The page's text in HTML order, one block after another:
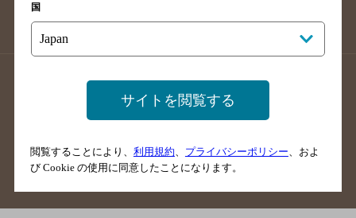
沖縄県のバー検索
店舗登録方法のご案内
店舗情報更新方法のご案内
掲載店舗様ログイン
ご意見・ご感想
国
サイトを閲覧する
閲覧することにより、 利用規約 プライバシーポリシー 、およ
び Cookie の使用に同意したことになります。